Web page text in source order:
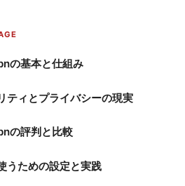
の基本と仕組み
ティとプライバシーの現実
の評判と比較
うための設定と実践